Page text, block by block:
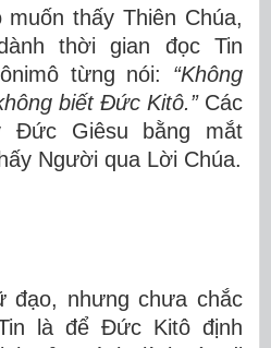
thấy Thiên Chúa,
thời gian đọc Tin
từng nói: “Không
biết Đức Kitô.”Các
Đức Giêsu bằng mắt
Người qua Lời Chúa.
đạo, nhưng chưa chắc
là để Đức Kitô định